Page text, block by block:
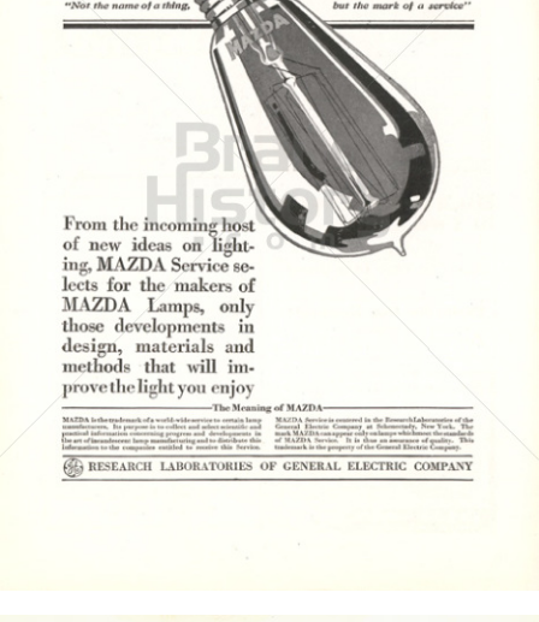
Mazda GENERAL ELECTRIC 1917